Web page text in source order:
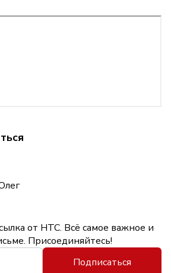
от НТС. Всё самое важное и
Присоединяйтесь!
Подписаться